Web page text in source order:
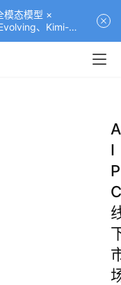
模态模型 ×
、Kimi-
A
I
P
C